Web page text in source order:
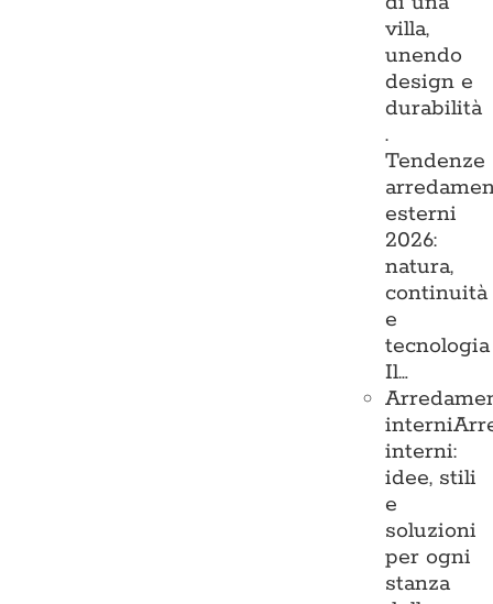
villa,
unendo
design e
durabilità
.
Tendenze
esterni
2026:
natura,
continuità
e
tecnologia
Il…
interni
interni:
idee, stili
e
soluzioni
per ogni
stanza